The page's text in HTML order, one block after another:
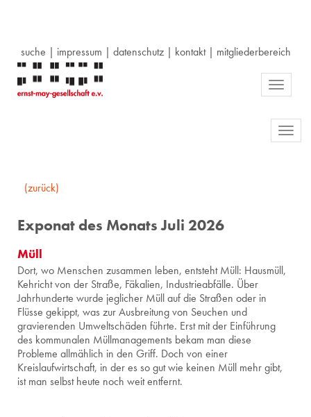
suche | impressum | datenschutz| kontakt| mitgliederbereich
Toggle
(zurück)
Exponat des Monats Juli 2026
Müll
Dort, wo Menschen zusammen leben, entsteht Müll: Hausmüll,
Kehricht von der Straße, Fäkalien, Industrieabfälle. Über
Jahrhunderte wurde jeglicher Müll auf die Straßen oder in
Flüsse gekippt, was zur Ausbreitung von Seuchen und
gravierenden Umweltschäden führte. Erst mit der Einführung
des kommunalen Müllmanagements bekam man diese
Probleme allmählich in den Griff. Doch von einer
Kreislaufwirtschaft, in der es so gut wie keinen Müll mehr gibt,
ist man selbst heute noch weit entfernt.